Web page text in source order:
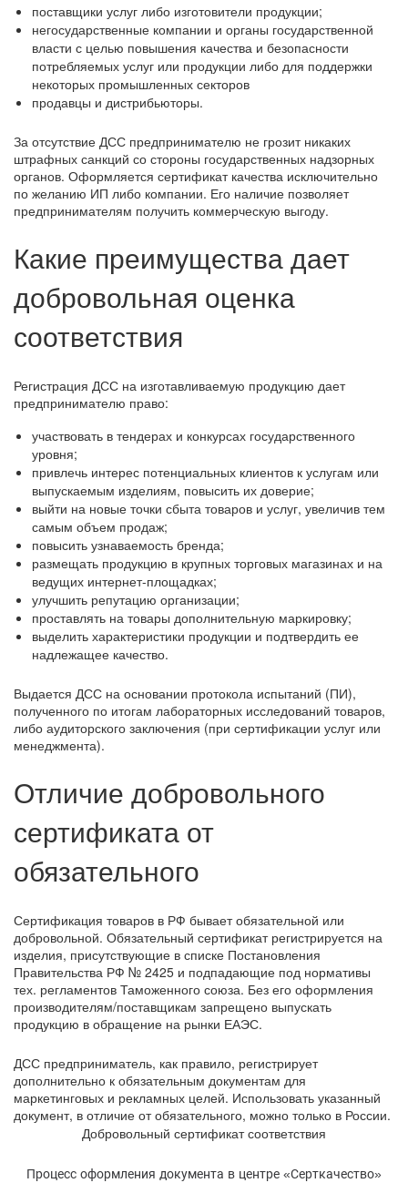
поставщики услуг либо изготовители продукции;
негосударственные компании и органы государственной
власти с целью повышения качества и безопасности
потребляемых услуг или продукции либо для поддержки
некоторых промышленных секторов
продавцы и дистрибьюторы.
За отсутствие ДСС предпринимателю не грозит никаких
штрафных санкций со стороны государственных надзорных
органов. Оформляется сертификат качества исключительно
по желанию ИП либо компании. Его наличие позволяет
предпринимателям получить коммерческую выгоду.
Какие преимущества дает
добровольная оценка
соответствия
Регистрация ДСС на изготавливаемую продукцию дает
предпринимателю право:
участвовать в тендерах и конкурсах государственного
уровня;
привлечь интерес потенциальных клиентов к услугам или
выпускаемым изделиям, повысить их доверие;
выйти на новые точки сбыта товаров и услуг, увеличив тем
самым объем продаж;
повысить узнаваемость бренда;
размещать продукцию в крупных торговых магазинах и на
ведущих интернет-площадках;
улучшить репутацию организации;
проставлять на товары дополнительную маркировку;
выделить характеристики продукции и подтвердить ее
надлежащее качество.
Выдается ДСС на основании протокола испытаний (ПИ),
полученного по итогам лабораторных исследований товаров,
либо аудиторского заключения (при сертификации услуг или
менеджмента).
Отличие добровольного
сертификата от
обязательного
Сертификация товаров в РФ бывает обязательной или
добровольной. Обязательный сертификат регистрируется на
изделия, присутствующие в списке Постановления
Правительства РФ № 2425 и подпадающие под нормативы
тех. регламентов Таможенного союза. Без его оформления
производителям/поставщикам запрещено выпускать
продукцию в обращение на рынки ЕАЭС.
ДСС предприниматель, как правило, регистрирует
дополнительно к обязательным документам для
маркетинговых и рекламных целей. Использовать указанный
документ, в отличие от обязательного, можно только в России.
Добровольный сертификат соответствия
Процесс оформления документа в центре «Серткачество»